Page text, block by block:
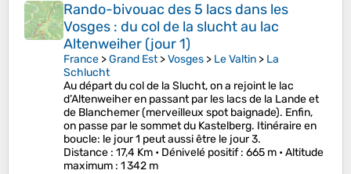
Rando-bivouac des 5 lacs dans les
Vosges : du col de la slucht au lac
Altenweiher (jour 1)
France >Grand Est>Vosges > Le Valtin > La
Schlucht
Au départ du col de la Slucht, on a rejoint le lac
d’Altenweiher en passant par les lacs de la Lande et
de Blanchemer (merveilleux spot baignade). Enfin,
on passe par le sommet du Kastelberg. Itinéraire en
boucle: le jour 1 peut aussi être le jour 3.
Distance : 17,4 Km • Dénivelé positif: 665 m •Altitude
maximum : 1 342 m